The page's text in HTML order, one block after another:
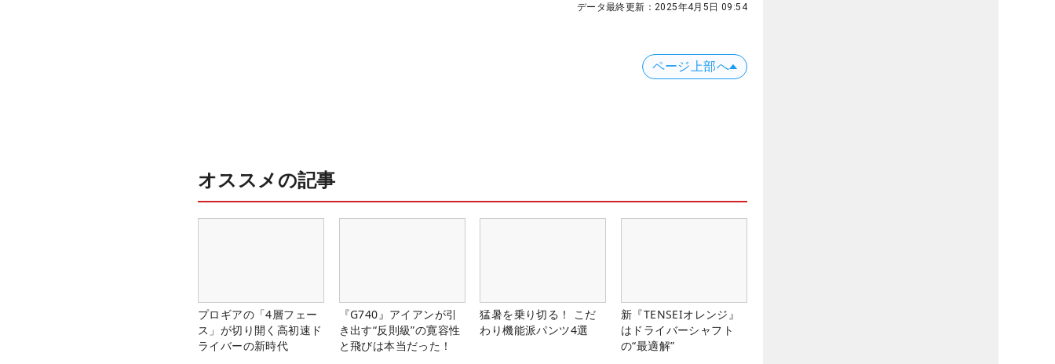
データ最終更新： 2025年4月5日 09:54
ページ上部へ
オススメの記事
プロギアの「4層フェー
ス」が切り開く高初速ド
ライバーの新時代
『G740』アイアンが引
き出す“反則級”の寛容性
と飛びは本当だった！
猛暑を乗り切る！ こだ
わり機能派パンツ4選
新『TENSEIオレンジ』
はドライバーシャフト
の“最適解”